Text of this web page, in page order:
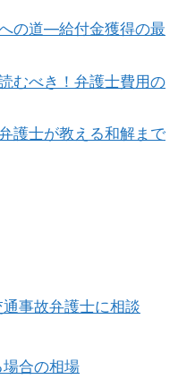
の道―給付金獲得の最
むべき！弁護士費用の
護士が教える和解まで
事故弁護士に相談
合の相場